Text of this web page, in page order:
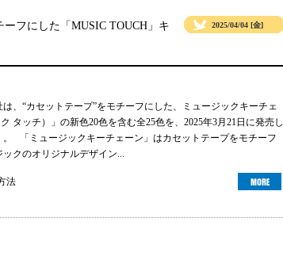
フにした「MUSIC TOUCH」キ
2025/04/04 [金]
、“カセットテープ”をモチーフにした、ミュージックキーチェ
タッチ）」の新色20色を含む全25色を、2025年3月21日に発売し
。 「ミュージックキーチェーン」はカセットテープをモチーフ
クのオリジナルデザイン...
法